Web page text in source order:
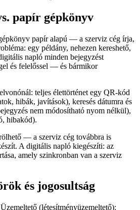
papír gépkönyv
papír alapú — a szerviz cég írja,
egy példány, nehezen kereshető,
napló minden bejegyzést
és felelőssel — és bármikor
teljes élettörténet egy QR-kód
hibák, javítások), keresés dátumra és
nem módosítható nyom nélkül),
hibakód).
— a szerviz cég továbbra is
A digitális napló kiegészíti: az
amely szinkronban van a szerviz
és jogosultság
(létesítményüzemeltető):